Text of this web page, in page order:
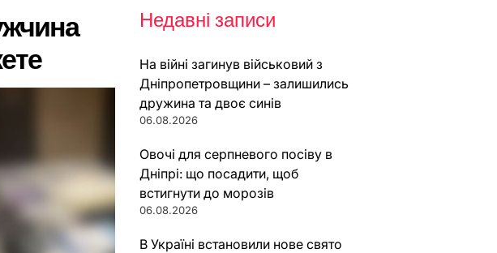
Недавні записи
На війні загинув військовий з
Дніпропетровщини – залишились
дружина та двоє синів
06.08.2026
Овочі для серпневого посіву в
Дніпрі: що посадити, щоб
встигнути до морозів
06.08.2026
В Україні встановили нове свято